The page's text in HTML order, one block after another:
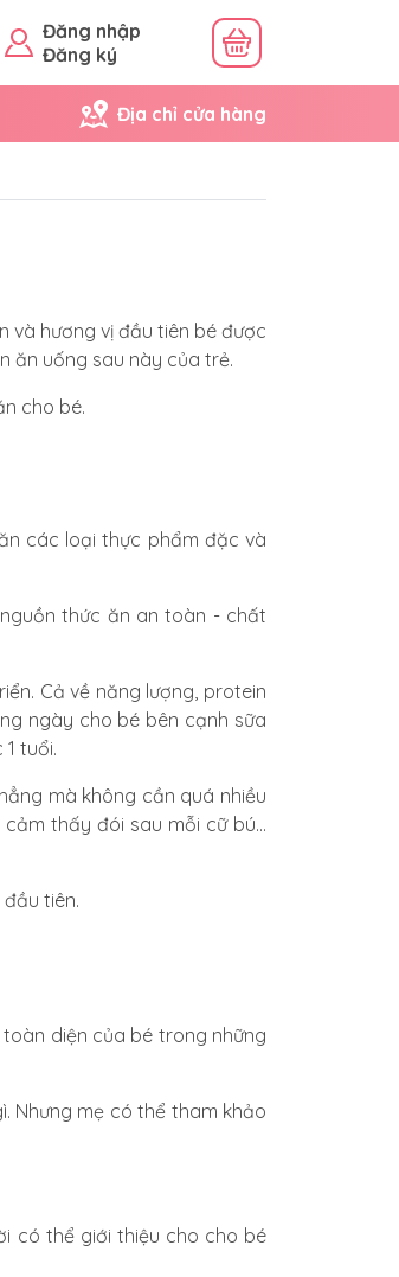
Đăng nhập
Đăng ký
Địa chỉ cửa hàng
và hương vị đầu tiên bé được
ăn uống sau này của trẻ.
cho bé.
các loại thực phẩm đặc và
thức ăn an toàn - chất
Cả về năng lượng, protein
ngày cho bé bên cạnh sữa
tuổi.
mà không cần quá nhiều
thấy đói sau mỗi cữ bú...
tiên.
diện của bé trong những
Nhưng mẹ có thể tham khảo
có thể giới thiệu cho cho bé